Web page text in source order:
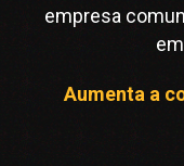
empresa
Aumenta a